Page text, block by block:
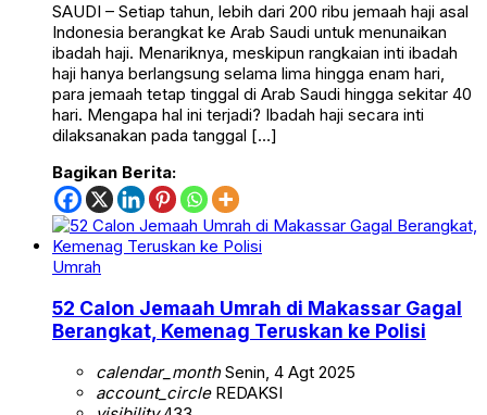
SAUDI – Setiap tahun, lebih dari 200 ribu jemaah haji asal
Indonesia berangkat ke Arab Saudi untuk menunaikan
ibadah haji. Menariknya, meskipun rangkaian inti ibadah
haji hanya berlangsung selama lima hingga enam hari,
para jemaah tetap tinggal di Arab Saudi hingga sekitar 40
hari. Mengapa hal ini terjadi? Ibadah haji secara inti
dilaksanakan pada tanggal […]
Bagikan Berita:
Umrah
52 Calon Jemaah Umrah di Makassar Gagal
Berangkat, Kemenag Teruskan ke Polisi
calendar_monthSenin, 4 Agt 2025
account_circleREDAKSI